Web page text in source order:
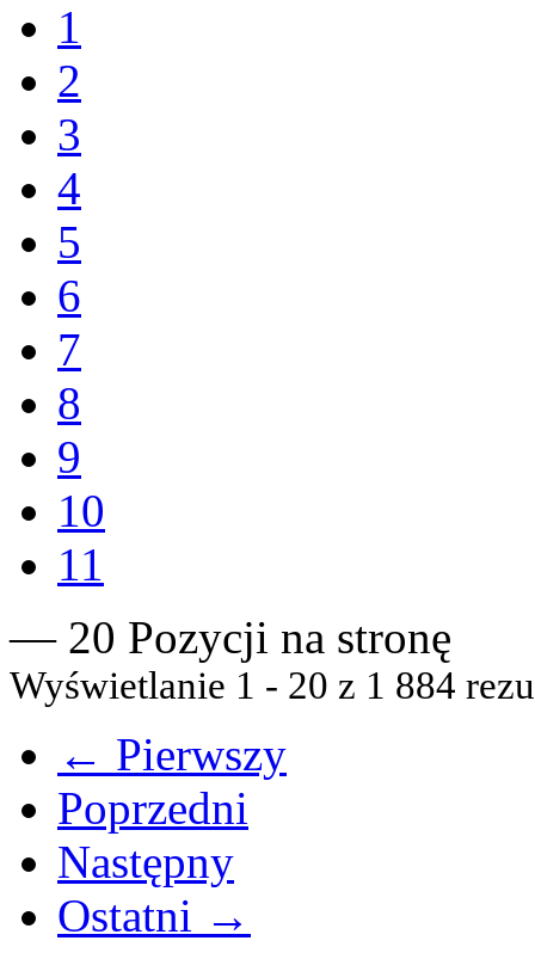
1
2
3
4
5
6
7
8
9
10
11
— 20 Pozycji na stronę
Wyświetlanie 1 - 20 z 1 884
← Pierwszy
Poprzedni
Następny
Ostatni →